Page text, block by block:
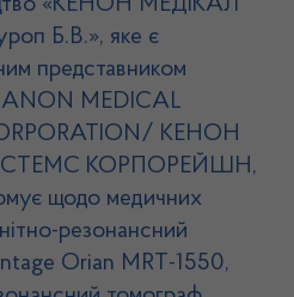
«КЕНОН МЕДІКАЛ
Б.В.», яке є
представником
MEDICAL
КЕНОН
КОРПОРЕЙШН,
щодо медичних
резонансний
Orian MRT-1550,